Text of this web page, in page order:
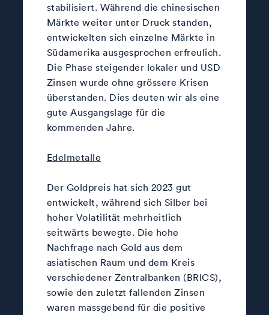
stabilisiert. Während die chinesischen
Märkte weiter unter Druck standen,
entwickelten sich einzelne Märkte in
Südamerika ausgesprochen erfreulich.
Die Phase steigender lokaler und USD
Zinsen wurde ohne grössere Krisen
überstanden. Dies deuten wir als eine
gute Ausgangslage für die
kommenden Jahre.
Edelmetalle
Der Goldpreis hat sich 2023 gut
entwickelt, während sich Silber bei
hoher Volatilität mehrheitlich
seitwärts bewegte. Die hohe
Nachfrage nach Gold aus dem
asiatischen Raum und dem Kreis
verschiedener Zentralbanken (BRICS),
sowie den zuletzt fallenden Zinsen
waren massgebend für die positive